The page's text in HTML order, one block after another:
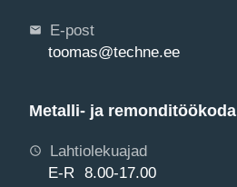
E-post
toomas@techne.ee
Metalli- ja remonditöökoda
Lahtiolekuajad
E-R 8.00-17.00